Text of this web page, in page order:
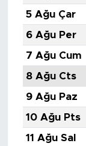
5 Ağu Çar
6 Ağu Per
7 Ağu Cum
8 Ağu Cts
9 Ağu Paz
10 Ağu Pts
11 Ağu Sal